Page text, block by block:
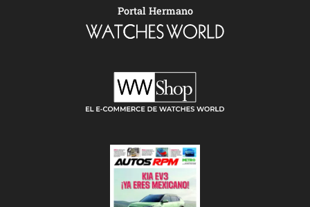
Portal Hermano